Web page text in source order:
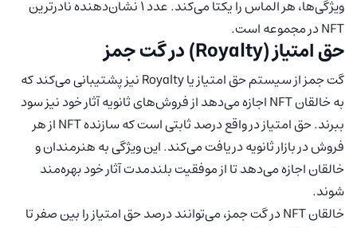
ویژگی‌ها، هر الماس را یکتا می‌کند. عدد 1 نشان‌دهنده نادرترین
NFT در مجموعه است.
حق امتیاز (Royalty) در گت جمز
گت جمز از سیستم حق امتیاز یا Royalty نیز پشتیبانی می‌کند که
به خالقان NFT اجازه می‌دهد از فروش‌های ثانویه آثار خود نیز سود
ببرند. حق امتیاز در واقع درصد ثابتی است که سازنده NFT از هر
فروش در بازار ثانویه دریافت می‌کند. این ویژگی به هنرمندان و
خالقان اجازه می‌دهد تا از موفقیت بلندمدت آثار خود بهره‌مند
شوند.
خالقان NFT در گت جمز، می‌توانند درصد حق امتیاز را بین صفر تا